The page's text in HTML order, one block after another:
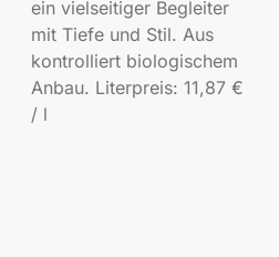
ein vielseitiger Begleiter
mit Tiefe und Stil. Aus
kontrolliert biologischem
Anbau. Literpreis: 11,87 €
/ l